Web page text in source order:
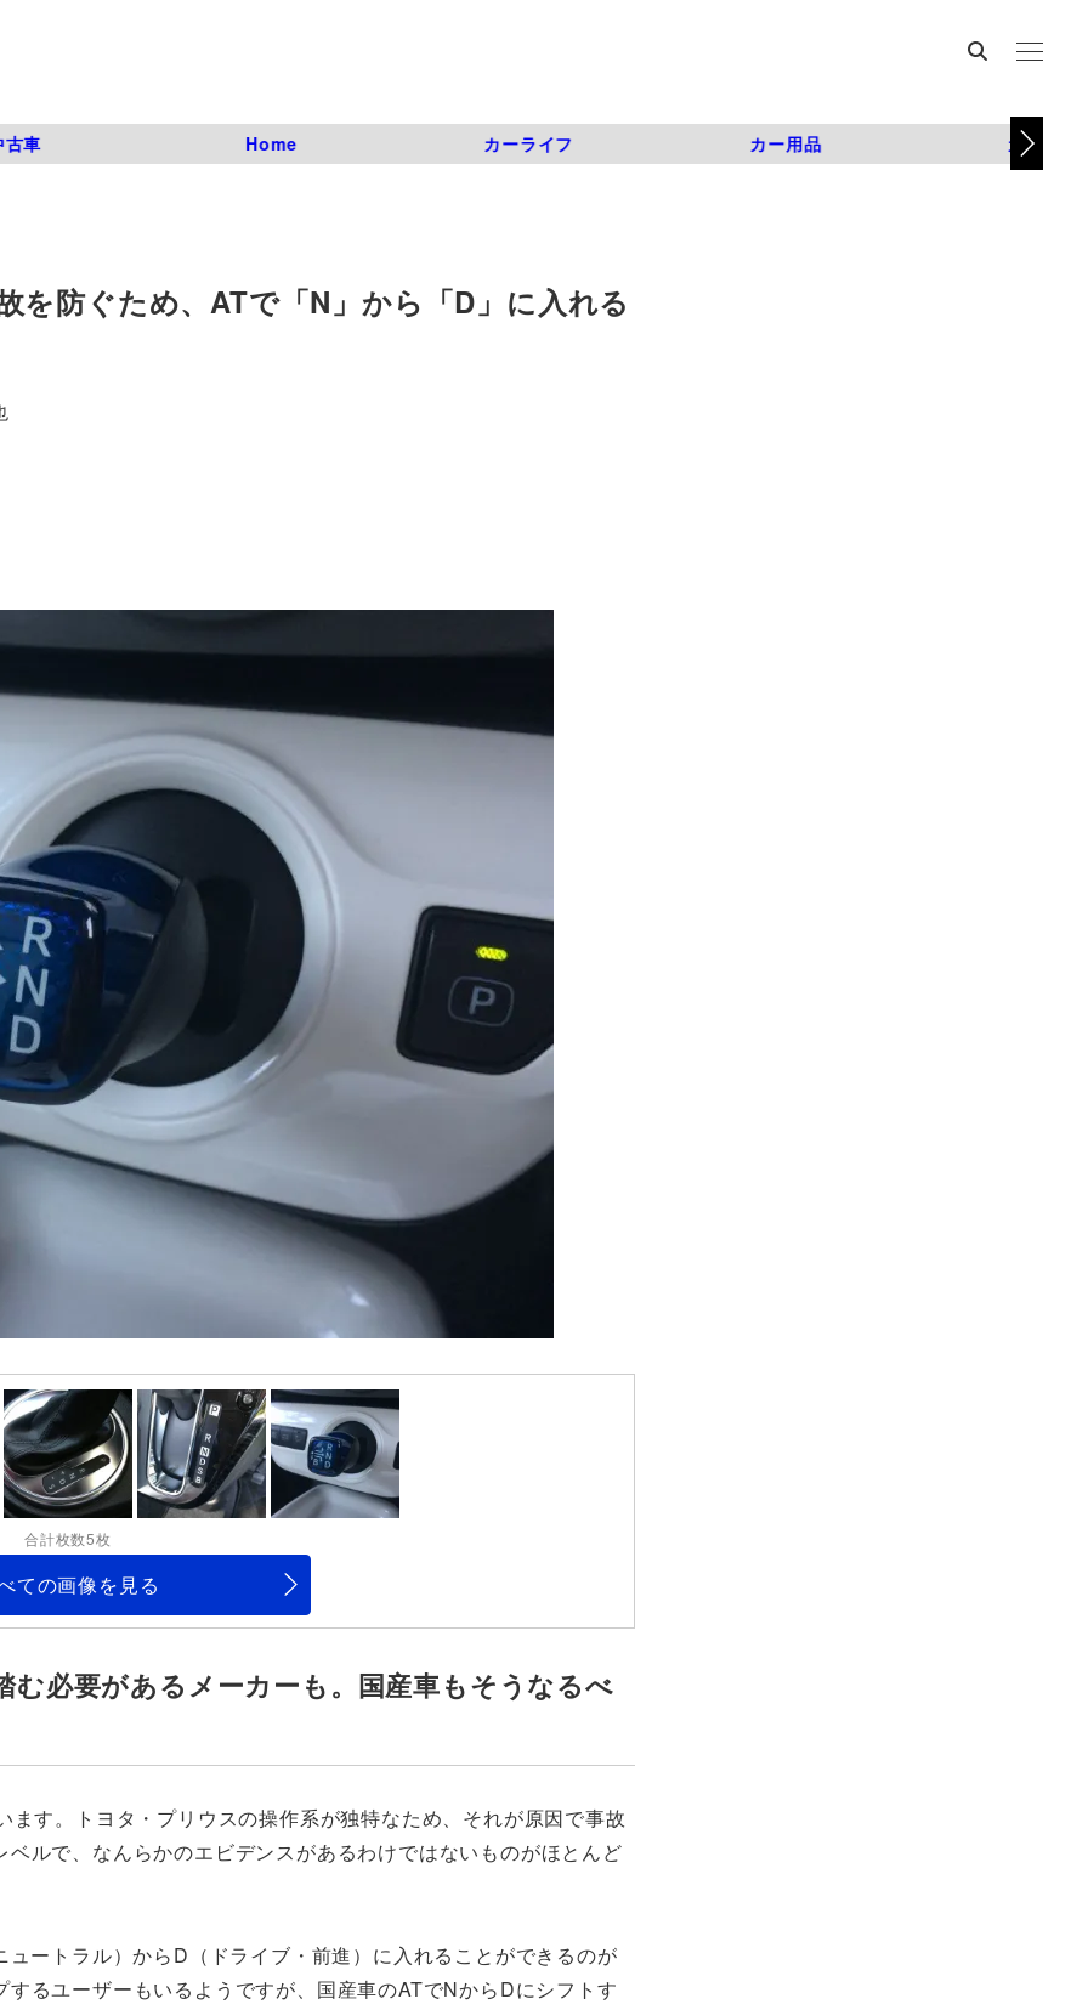
古車 Home カーライフ カー用品 カスタム
を防ぐため、ATで「N」から「D」に入れる
合計枚数5枚
ての画像を見る
必要があるメーカーも。国産車もそうなるべ
す。トヨタ・プリウスの操作系が独特なため、それが原因で事故
ルで、なんらかのエビデンスがあるわけではないものがほとんど
ートラル）からD（ドライブ・前進）に入れることができるのが
るユーザーもいるようですが、国産車のATでNからDにシフトす